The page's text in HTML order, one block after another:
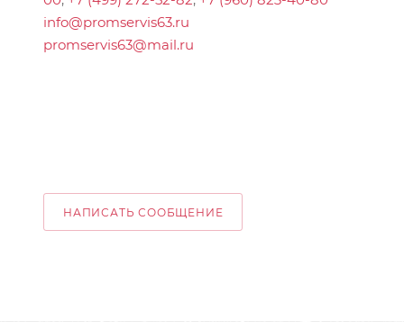
info@promservis63.ru
promservis63@mail.ru
НАПИСАТЬ СООБЩЕНИЕ